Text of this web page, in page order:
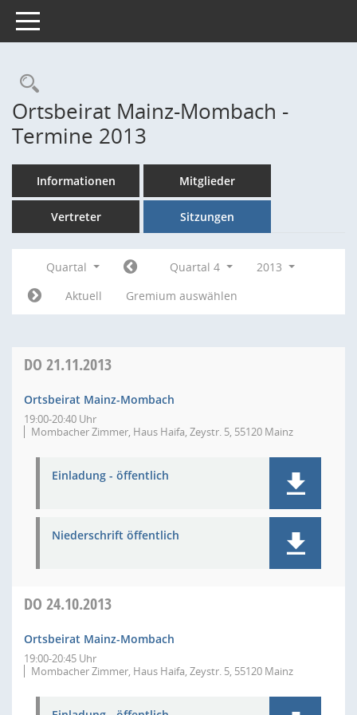
Toggle navigation
Rechercheauswahl
Ortsbeirat Mainz-Mombach -
Termine 2013
Informationen Mitglieder
Vertreter Sitzungen
Quartal Quartal 4
2013
Aktuell
Gremium auswählen
DO 21.11.2013
Ortsbeirat Mainz-Mombach
19:00-20:40 Uhr
Mombacher Zimmer, Haus Haifa, Zeystr. 5, 55120 Mainz
Einladung - öffentlich
Niederschrift öffentlich
DO 24.10.2013
Ortsbeirat Mainz-Mombach
19:00-20:45 Uhr
Mombacher Zimmer, Haus Haifa, Zeystr. 5, 55120 Mainz